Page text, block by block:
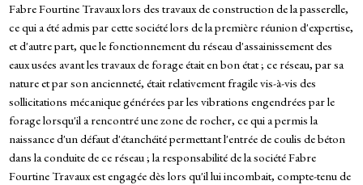
Fabre Fourtine Travaux lors des travaux de construction de la passerelle,
ce qui a été admis par cette société lors de la première réunion d'expertise,
et d'autre part, que le fonctionnement du réseau d'assainissement des
eaux usées avant les travaux de forage était en bon état ; ce réseau, par sa
nature et par son ancienneté, était relativement fragile vis-à-vis des
sollicitations mécanique générées par les vibrations engendrées par le
forage lorsqu'il a rencontré une zone de rocher, ce qui a permis la
naissance d'un défaut d'étanchéité permettant l'entrée de coulis de béton
dans la conduite de ce réseau ; la responsabilité de la société Fabre
Fourtine Travaux est engagée dès lors qu'il lui incombait, compte-tenu de